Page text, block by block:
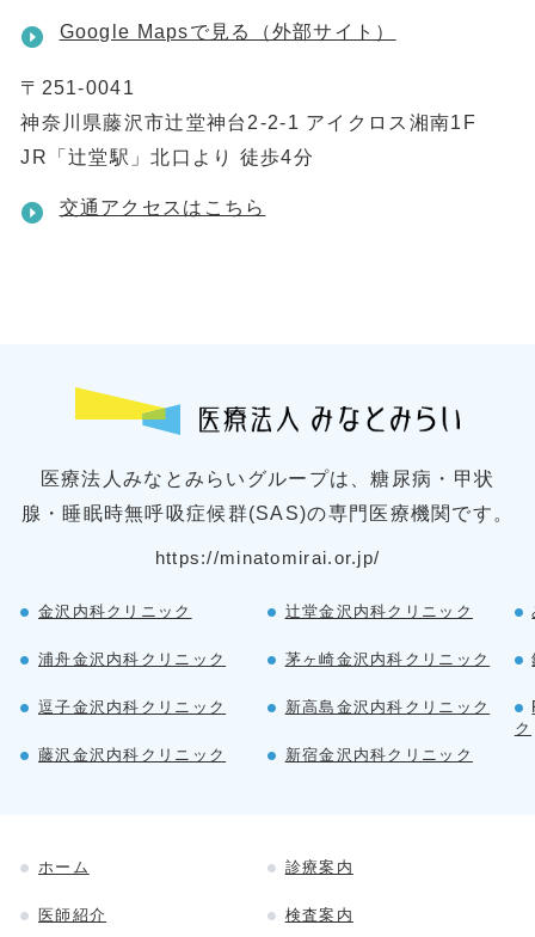
Google Mapsで見る（外部サイト）
〒251-0041
神奈川県藤沢市辻堂神台2-2-1 アイクロス湘南1F
JR「辻堂駅」北口より 徒歩4分
交通アクセスはこちら
医療法人みなとみらいグループは、糖尿病・甲状
腺・睡眠時無呼吸症候群(SAS)の専門医療機関です。
https://minatomirai.or.jp/
金沢内科クリニック
浦舟金沢内科クリニック
逗子金沢内科クリニック
藤沢金沢内科クリニック
辻堂金沢内科クリニック
茅ヶ崎金沢内科クリニック
新高島金沢内科クリニック
新宿金沢内科クリニック
ク
ホーム 診療案内
医師紹介 検査案内